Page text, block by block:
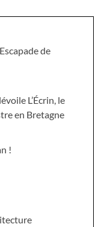
de
L’Écrin, le
en Bretagne
!